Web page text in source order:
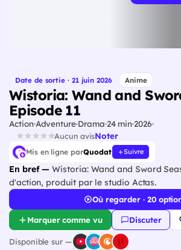
Date de sortie · 21 juin 2026 Anime
Wistoria: Wand and
Episode 11
Action AdventureDrama 24 min 2026
Aucun avisNoter
Mis en ligne parQuodat Suivre
En bref — Wistoria: Wand and Sword
d'action, produit par le studio Actas.
Où regarder · 20
Marquer comme vu Discuter
Disponible sur —